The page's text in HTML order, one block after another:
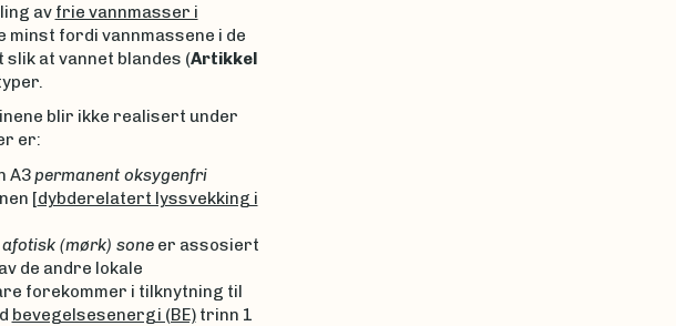
av frie vannmasser i
fordi vannmassene i de
at vannet blandes (Artikkel
blir ikke realisert under
er:
A3 permanent oksygenfri
[dybderelatert lyssvekking i
afotisk (mørk) soneer assosiert
de andre lokale
forekommer i tilknytning til
bevegelsesenergi (BE)trinn 1